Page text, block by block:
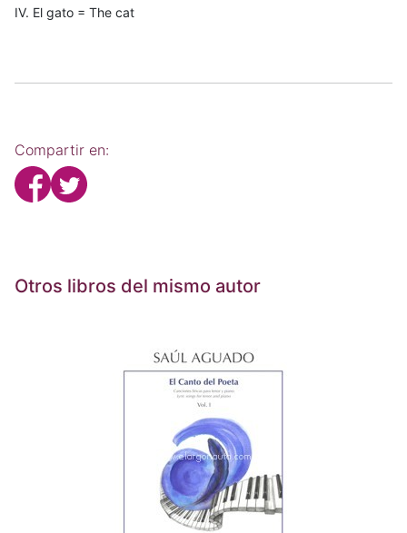
IV. El gato = The cat
Compartir en:
Otros libros del mismo autor